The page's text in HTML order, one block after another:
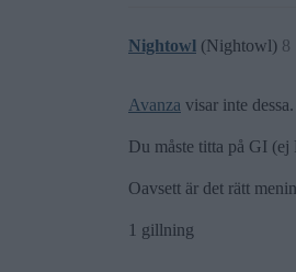
Nightowl (Nightowl) 8
Avanza visar inte
Du måste titta på GI (ej
Oavsett är det rätt
1 gillning